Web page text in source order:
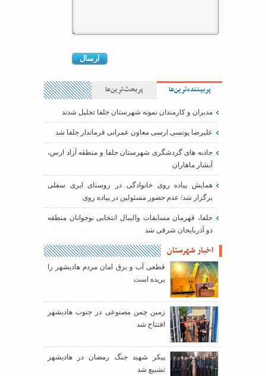
پربیننده‌ترین‌ها پربحث‌ترین‌ها
مدیران و کارمندان نمونه شهرستان جلفا تجلیل شدند
علیرضا یونسی ارسی معاون عمرانی فرماندار جلفا شد
جاذبه های گردشگری شهرستان جلفا و منطقه آزاد ارس،
آبشار ماهاران
همایش پیاده روی خانوادگی در روستای ایری سفلی
برگزار شد/ عدم حضور مسئولین در پیاده روی
جلفا، قهرمان مسابقات والیبال انتخابی نوجوانان منطقه
دو آذربایجان شرقی شد
اخبار شهرستان
قطعی آب و برق امان مردم هادیشهر را
بریده است
زمین چمن مصنوعی در جنوب هادیشهر
افتتاح شد
پیکر شهید جنگ رمضان در هادیشهر
تشییع شد